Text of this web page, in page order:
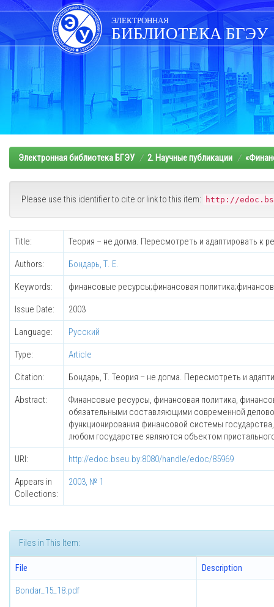
Skip
navigation
ЭЛЕКТРОННАЯ
БИБЛИОТЕКА БГЭУ
Электронная библиотека БГЭУ 2. Научные публикации
Please use this identifier to cite or link to this item: http://
Title: Теория – не догма. Пересмотреть и адаптировать к
Authors: Бондарь, Т. Е.
Keywords: финансовые ресурсы;финансовая
Issue Date: 2003
Language: Русский
Type: Article
Citation: Бондарь, Т. Теория – не догма. Пересмотреть и
Abstract:
Финансовые ресурсы, финансовая политика,
обязательными составляющими современной
функционирования финансовой системы
любом государстве являются объектом
URI: http://edoc.bseu.by:8080/handle/edoc/85969
Appears in
Collections:
2003, № 1
Files in This Item:
File Description
Bondar_15_18.pdf